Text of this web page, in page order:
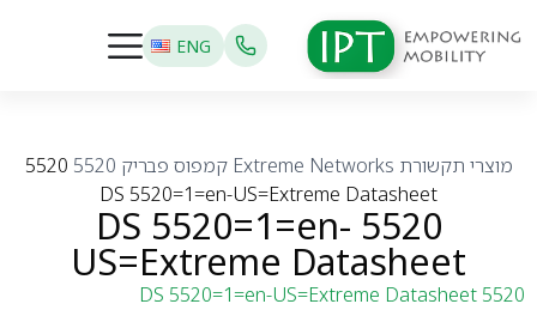
ENG
מוצרי תקשורת Extreme Networks קמפוס פבריק 5520
5520
DS 5520=1=en-US=Extreme Datasheet
5520 DS 5520=1=en-
US=Extreme Datasheet
5520 DS 5520=1=en-US=Extreme Datasheet